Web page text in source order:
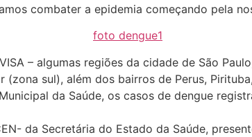
combater a epidemia começando pela
– algumas regiões da cidade de São
sul), além dos bairros de Perus,
da Saúde, os casos de dengue
da Secretária do Estado da Saúde,